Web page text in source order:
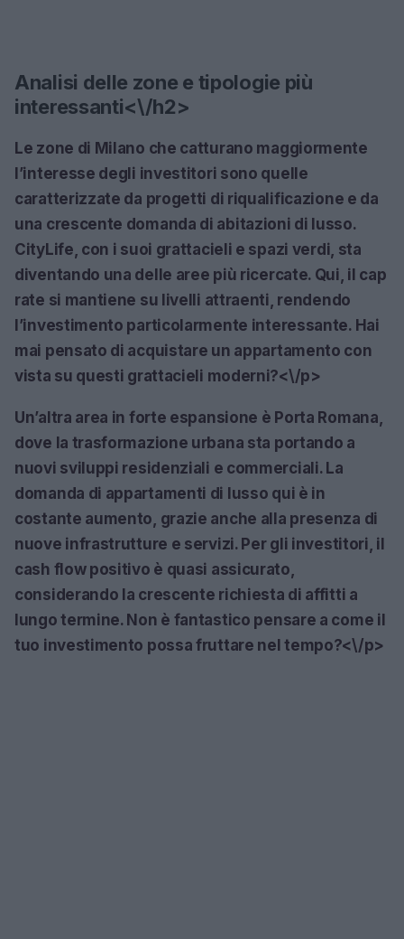
Analisi delle zone e tipologie più
interessanti<\/h2>
Le zone di Milano che catturano maggiormente
l’interesse degli investitori sono quelle
caratterizzate da progetti di riqualificazione e da
una crescente domanda di abitazioni di lusso.
CityLife, con i suoi grattacieli e spazi verdi, sta
diventando una delle aree più ricercate. Qui, il cap
rate si mantiene su livelli attraenti, rendendo
l’investimento particolarmente interessante. Hai
mai pensato di acquistare un appartamento con
vista su questi grattacieli moderni?<\/p>
Un’altra area in forte espansione è Porta Romana,
dove la trasformazione urbana sta portando a
nuovi sviluppi residenziali e commerciali. La
domanda di appartamenti di lusso qui è in
costante aumento, grazie anche alla presenza di
nuove infrastrutture e servizi. Per gli investitori, il
cash flow positivo è quasi assicurato,
considerando la crescente richiesta di affitti a
lungo termine. Non è fantastico pensare a come il
tuo investimento possa fruttare nel tempo?<\/p>